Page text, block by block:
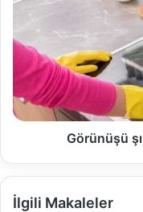
Görünüşü
İlgili Makaleler